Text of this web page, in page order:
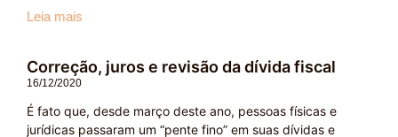
Leia mais
Correção, juros e revisão da dívida fiscal
16/12/2020
É fato que, desde março deste ano, pessoas físicas e
jurídicas passaram um “pente fino” em suas dívidas e